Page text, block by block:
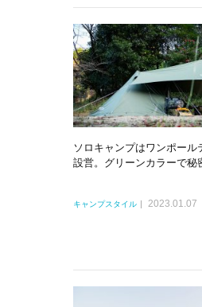
ソロキャンプはワンポール
設営。グリーンカラーで秘
キャンプスタイル 2023.01.07